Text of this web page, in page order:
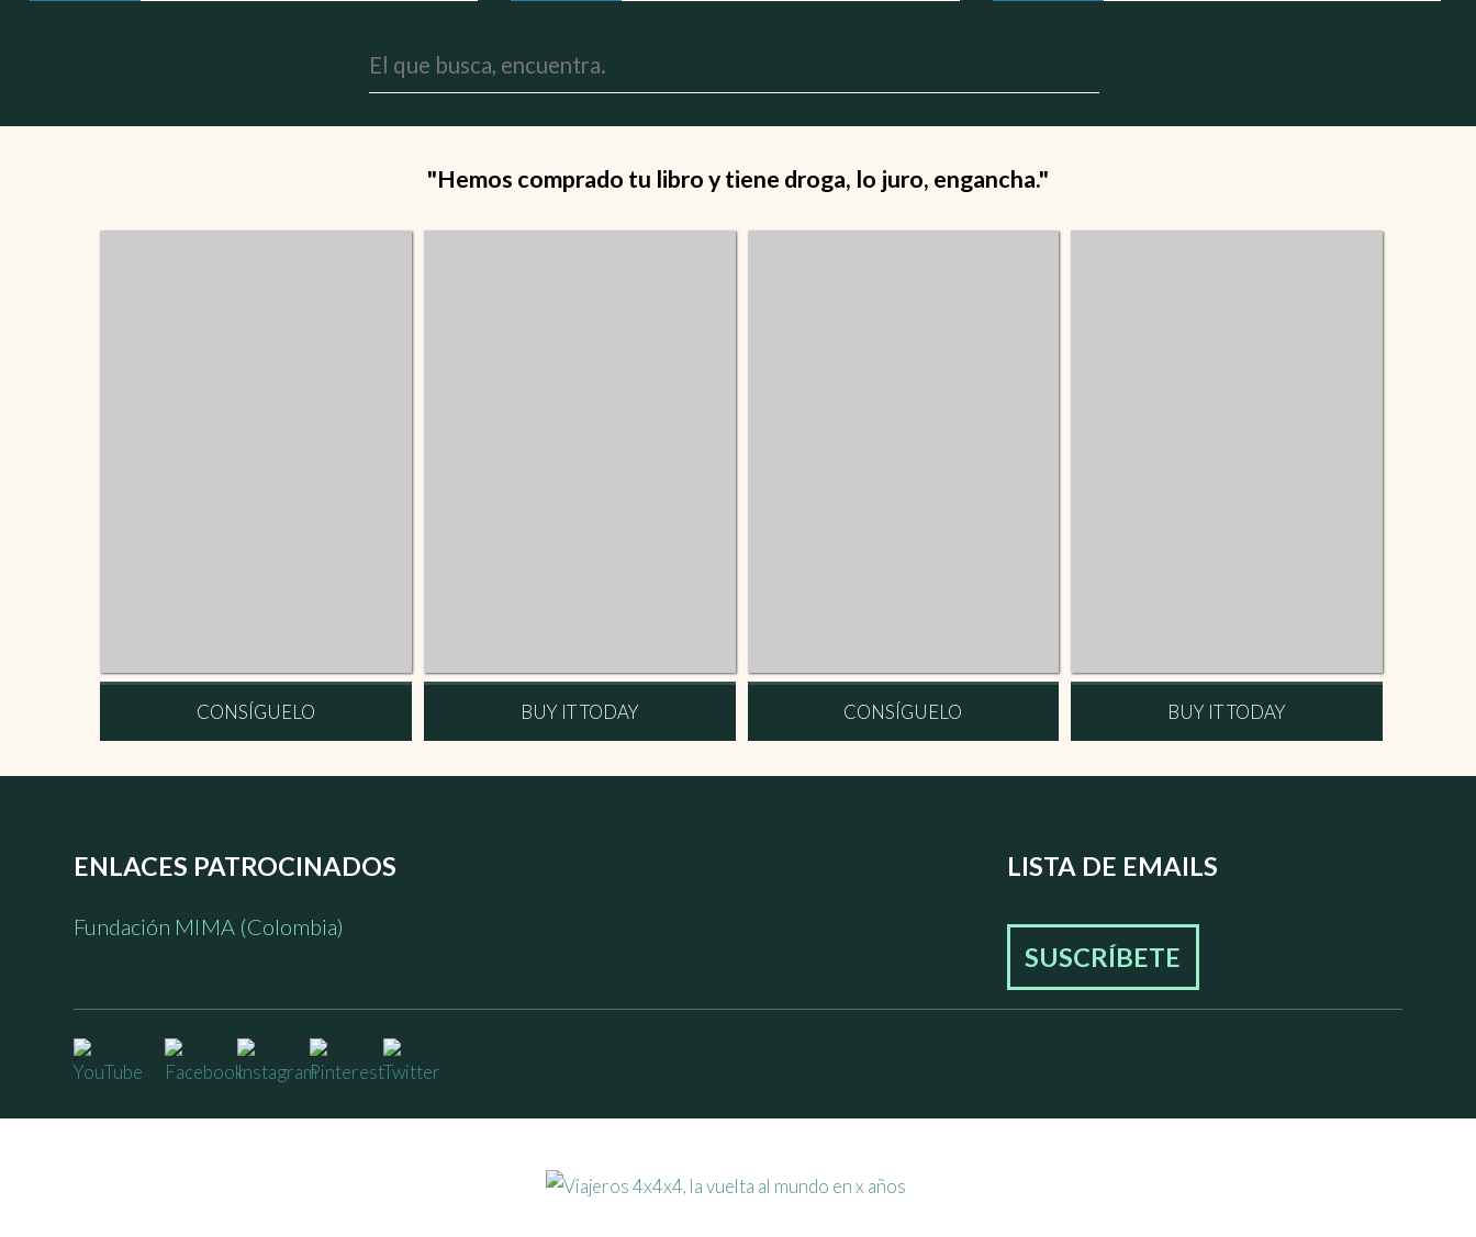
"Hemos comprado tu libro y tiene droga, lo juro, engancha."
CONSÍGUELO BUY IT TODAY CONSÍGUELO BUY IT TODAY
ENLACES PATROCINADOS
Fundación MIMA (Colombia)
LISTA DE EMAILS
SUSCRÍBETE